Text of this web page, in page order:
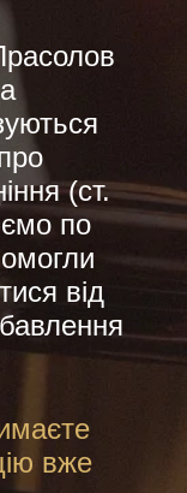
(ст.
по
від
вже